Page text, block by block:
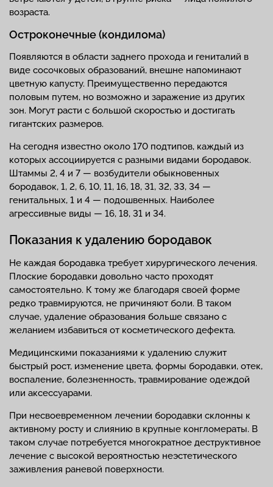
возраста.
Остроконечные (кондилома)
Появляются в области заднего прохода и гениталий в
виде сосочковых образований, внешне напоминают
цветную капусту. Преимущественно передаются
половым путем, но возможно и заражение из других
зон. Могут расти с большой скоростью и достигать
гигантских размеров.
На сегодня известно около 170 подтипов, каждый из
которых ассоциируется с разными видами бородавок.
Штаммы 2, 4 и 7 — возбудители обыкновенных
бородавок, 1, 2, 6, 10, 11, 16, 18, 31, 32, 33, 34 —
генитальных, 1 и 4 — подошвенных. Наиболее
агрессивные виды — 16, 18, 31 и 34.
Показания к удалению бородавок
Не каждая бородавка требует хирургического лечения.
Плоские бородавки довольно часто проходят
самостоятельно. К тому же благодаря своей форме
редко травмируются, не причиняют боли. В таком
случае, удаление образования больше связано с
желанием избавиться от косметического дефекта.
Медицинскими показаниями к удалению служит
быстрый рост, изменение цвета, формы бородавки, отек,
воспаление, болезненность, травмирование одеждой
или аксессуарами.
При несвоевременном лечении бородавки склонны к
активному росту и слиянию в крупные конгломераты. В
таком случае потребуется многократное деструктивное
лечение с высокой вероятностью неэстетического
заживления раневой поверхности.